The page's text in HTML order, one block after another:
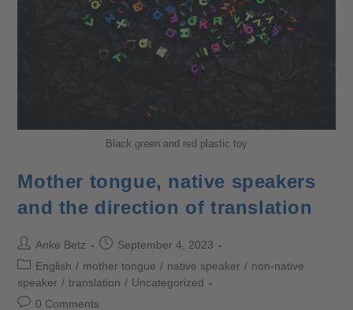
Black green and red plastic toy
Mother tongue, native speakers
and the direction of translation
Anke Betz
September 4, 2023
English / mother tongue / native speaker / non-native
speaker / translation / Uncategorized
0 Comments